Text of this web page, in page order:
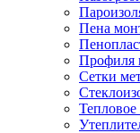
Пена
Профиля
Сетки
Тепловое